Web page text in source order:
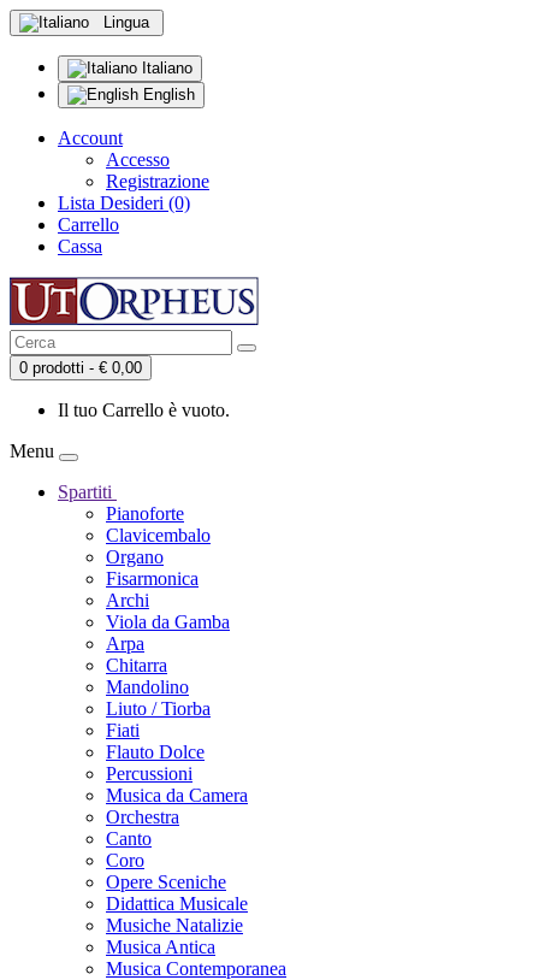
Lingua
Italiano
English
Account
Accesso
Registrazione
Lista Desideri (0)
Carrello
Cassa
0 prodotti - € 0,00
Il tuo Carrello è vuoto.
Menu
Spartiti
Pianoforte
Clavicembalo
Organo
Fisarmonica
Archi
Viola da Gamba
Arpa
Chitarra
Mandolino
Liuto / Tiorba
Fiati
Flauto Dolce
Percussioni
Musica da Camera
Orchestra
Canto
Coro
Opere Sceniche
Didattica Musicale
Musiche Natalizie
Musica Antica
Musica Contemporanea